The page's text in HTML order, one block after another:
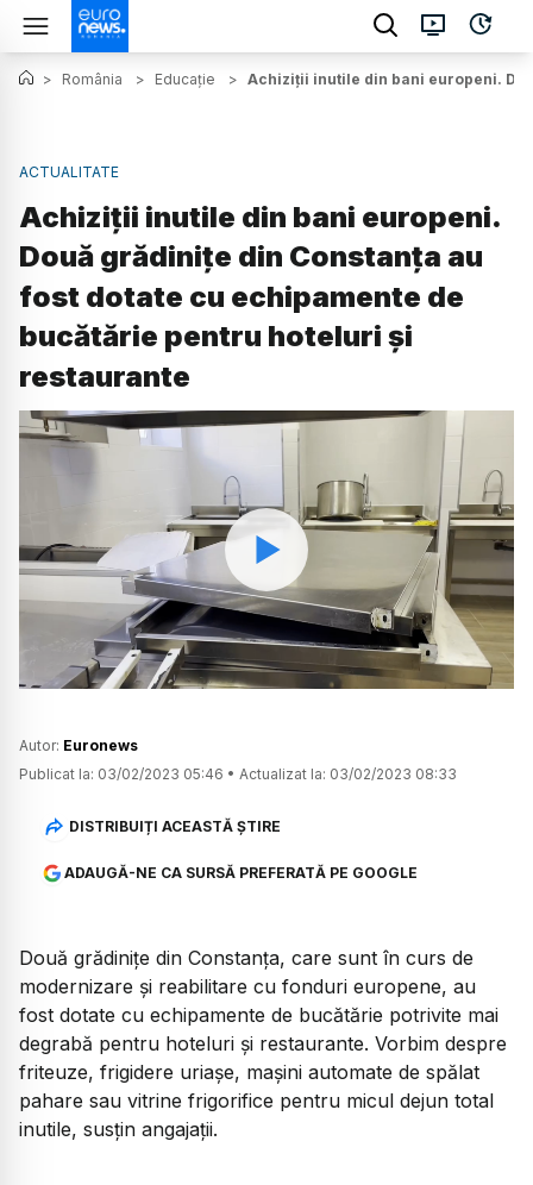
> România > Educație > Achiziții inutile din bani europeni.
ACTUALITATE
Achiziții inutile din bani europeni.
Două grădinițe din Constanța au
fost dotate cu echipamente de
bucătărie pentru hoteluri și
restaurante
Watch
Autor: Euronews
Publicat la: 03/02/2023 05:46 • Actualizat la: 03/02/2023 08:33
DISTRIBUIȚI ACEASTĂ ȘTIRE
ADAUGĂ-NE CA SURSĂ PREFERATĂ PE GOOGLE
Două grădinițe din Constanța, care sunt în curs de
modernizare și reabilitare cu fonduri europene, au
fost dotate cu echipamente de bucătărie potrivite mai
degrabă pentru hoteluri și restaurante. Vorbim despre
friteuze, frigidere uriașe, mașini automate de spălat
pahare sau vitrine frigorifice pentru micul dejun total
inutile, susțin angajații.